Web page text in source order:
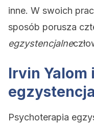
inne. W swoich
sposób porusza
egzystencjalne
Irvin Yalom
Psychoterapia